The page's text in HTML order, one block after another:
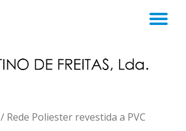
/ Rede Poliester revestida a PVC